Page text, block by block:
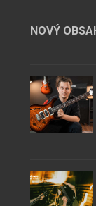
NOVÝ